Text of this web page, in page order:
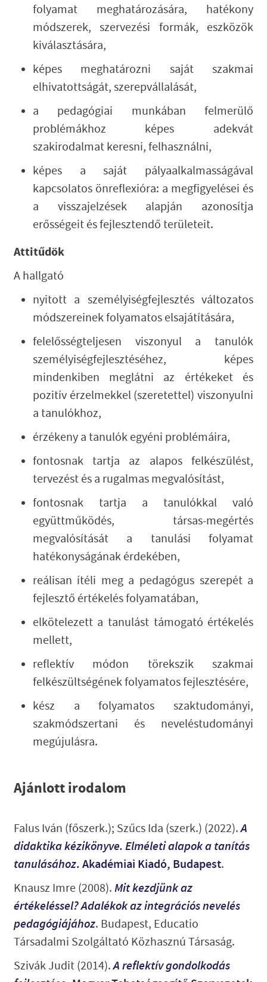
folyamat meghatározására, hatékony
módszerek, szervezési formák, eszközök
kiválasztására,
képes meghatározni saját szakmai
elhivatottságát, szerepvállalását,
a pedagógiai munkában felmerülő
problémákhoz képes adekvát
szakirodalmat keresni, felhasználni,
képes a saját pályaalkalmasságával
kapcsolatos önreflexióra: a megfigyelései és
a visszajelzések alapján azonosítja
erősségeit és fejlesztendő területeit.
Attitűdök
A hallgató
nyitott a személyiségfejlesztés változatos
módszereinek folyamatos elsajátítására,
felelősségteljesen viszonyul a tanulók
személyiségfejlesztéséhez, képes
mindenkiben meglátni az értékeket és
pozitív érzelmekkel (szeretettel) viszonyulni
a tanulókhoz,
érzékeny a tanulók egyéni problémáira,
fontosnak tartja az alapos felkészülést,
tervezést és a rugalmas megvalósítást,
fontosnak tartja a tanulókkal való
együttműködés, társas-megértés
megvalósítását a tanulási folyamat
hatékonyságának érdekében,
reálisan ítéli meg a pedagógus szerepét a
fejlesztő értékelés folyamatában,
elkötelezett a tanulást támogató értékelés
mellett,
reflektív módon törekszik szakmai
felkészültségének folyamatos fejlesztésére,
kész a folyamatos szaktudományi,
szakmódszertani és neveléstudományi
megújulásra.
Ajánlott irodalom
Falus Iván (főszerk.); Szűcs Ida (szerk.) (2022).A
didaktika kézikönyve. Elméleti alapok a tanítás
tanulásához. Akadémiai Kiadó, Budapest.
Knausz Imre (2008). Mit kezdjünk az
értékeléssel? Adalékok az integrációs nevelés
pedagógiájához. Budapest, Educatio
Társadalmi Szolgáltató Közhasznú Társaság.
Szivák Judit (2014).A reflektív gondolkodás